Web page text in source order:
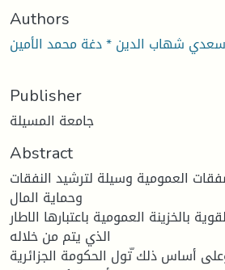
Authors
سعدي شهاب الدين * دغة محمد الأمين
Publisher
جامعة المسيلة
Abstract
العمومية وسيلة لترشيد النفقات
وحماية المال
بالخزينة العمومية باعتبارها الاطار
الذي يتم من خلاله
أساس ذلك ّتول الحكومة الجزائرية